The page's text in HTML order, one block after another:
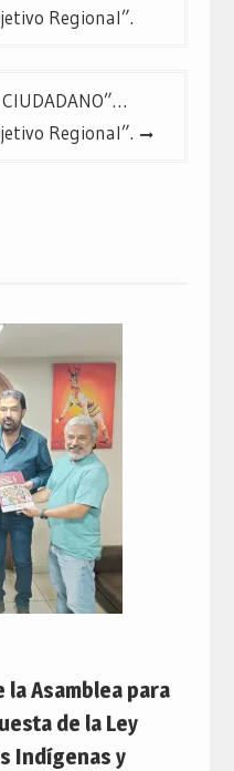
Regional”.
Regional”.
la Asamblea para
de la Ley
Indígenas y